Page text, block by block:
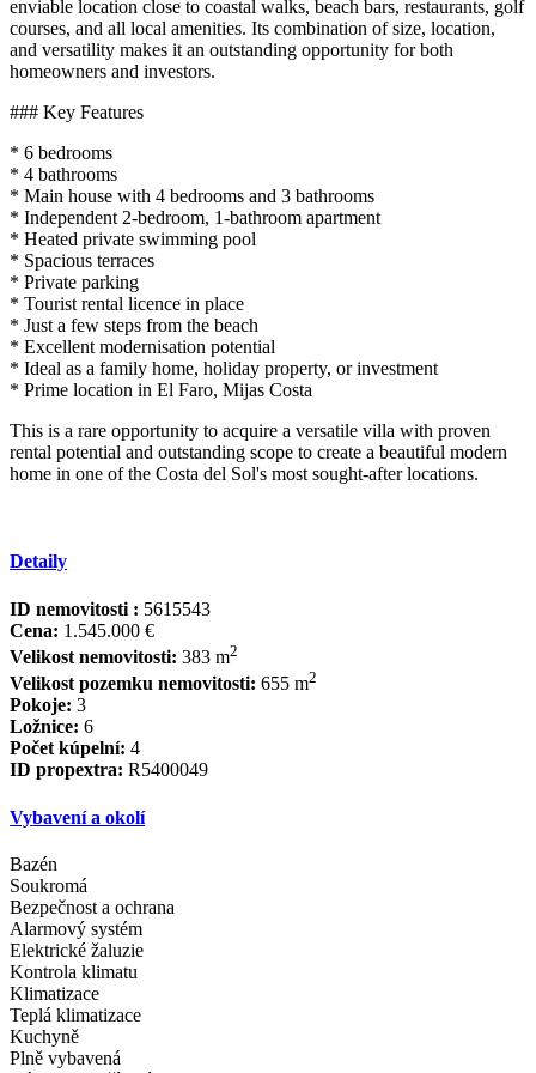
enviable location close to coastal walks, beach bars, restaurants, golf
courses, and all local amenities. Its combination of size, location,
and versatility makes it an outstanding opportunity for both
homeowners and investors.
### Key Features
* 6 bedrooms
* 4 bathrooms
* Main house with 4 bedrooms and 3 bathrooms
* Independent 2-bedroom, 1-bathroom apartment
* Heated private swimming pool
* Spacious terraces
* Private parking
* Tourist rental licence in place
* Just a few steps from the beach
* Excellent modernisation potential
* Ideal as a family home, holiday property, or investment
* Prime location in El Faro, Mijas Costa
This is a rare ‌opportunity ‌to ‌acquire ‌a ‌versatile villa ‌with ‌proven
rental ‌potential and ‌outstanding scope to ‌create ‌a ‌beautiful modern
home ‌in ‌one of the ‌Costa ‌del ‌Sol's ‌most ‌sought-after ‌locations.
Detaily
ID nemovitosti : 5615543
Cena: 1.545.000 €
Velikost nemovitosti: 383 m2
Velikost pozemku nemovitosti: 655 m2
Pokoje: 3
Ložnice: 6
Počet kúpelní: 4
ID propextra: R5400049
Vybavení a okolí
Bazén
Soukromá
Bezpečnost a ochrana
Alarmový systém
Elektrické žaluzie
Kontrola klimatu
Klimatizace
Teplá klimatizace
Kuchyně
Plně vybavená